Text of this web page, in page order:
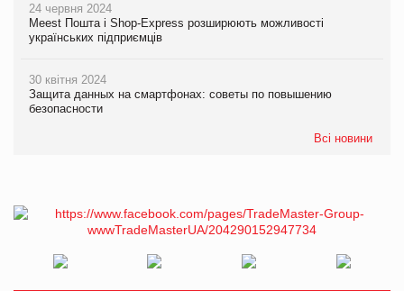
24 червня 2024
Meest Пошта і Shop-Express розширюють можливості
українських підприємців
30 квітня 2024
Защита данных на смартфонах: советы по повышению
безопасности
Всі новини